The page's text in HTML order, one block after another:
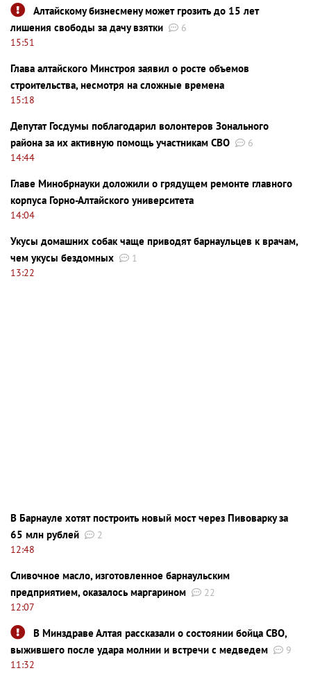
Алтайскому бизнесмену может грозить до 15 лет
лишения свободы за дачу взятки
6
15:51
Глава алтайского Минстроя заявил о росте объемов
строительства, несмотря на сложные времена
15:18
Депутат Госдумы поблагодарил волонтеров Зонального
района за их активную помощь участникам СВО
6
14:44
Главе Минобрнауки доложили о грядущем ремонте главного
корпуса Горно-Алтайского университета
14:04
Укусы домашних собак чаще приводят барнаульцев к врачам,
чем укусы бездомных
1
13:22
В Барнауле хотят построить новый мост через Пивоварку за
65 млн рублей
2
12:48
Сливочное масло, изготовленное барнаульским
предприятием, оказалось маргарином
22
12:07
В Минздраве Алтая рассказали о состоянии бойца СВО,
выжившего после удара молнии и встречи с медведем
9
11:32